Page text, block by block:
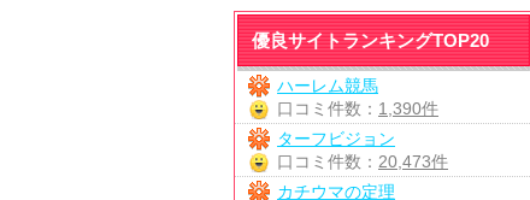
優良サイトランキングTOP20
ハーレム競馬
口コミ件数： 1,390件
ターフビジョン
口コミ件数： 20,473件
カチウマの定理